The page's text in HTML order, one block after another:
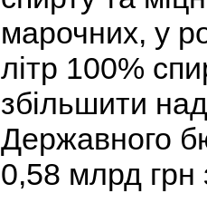
марочних, у
літр 100%
збільшити
Державного
0,58 млрд грн